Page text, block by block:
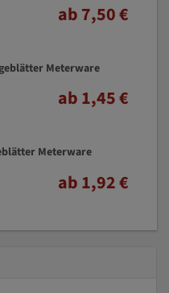
ab 7,50 €
Meterware
ab 1,45 €
Meterware
ab 1,92 €